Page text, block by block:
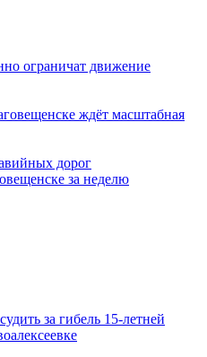
ограничат движение
ждёт масштабная
дорог
за неделю
за гибель 15-летней